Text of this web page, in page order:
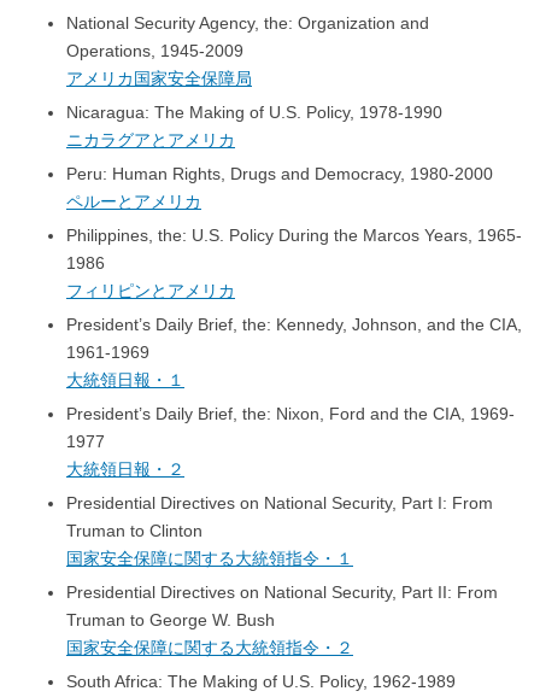
National Security Agency, the: Organization and
Operations, 1945-2009
アメリカ国家安全保障局
Nicaragua: The Making of U.S. Policy, 1978-1990
ニカラグアとアメリカ
Peru: Human Rights, Drugs and Democracy, 1980-2000
ペルーとアメリカ
Philippines, the: U.S. Policy During the Marcos Years, 1965-
1986
フィリピンとアメリカ
President’s Daily Brief, the: Kennedy, Johnson, and the CIA,
1961-1969
大統領日報・１
President’s Daily Brief, the: Nixon, Ford and the CIA, 1969-
1977
大統領日報・２
Presidential Directives on National Security, Part I: From
Truman to Clinton
国家安全保障に関する大統領指令・１
Presidential Directives on National Security, Part II: From
Truman to George W. Bush
国家安全保障に関する大統領指令・２
South Africa: The Making of U.S. Policy, 1962-1989